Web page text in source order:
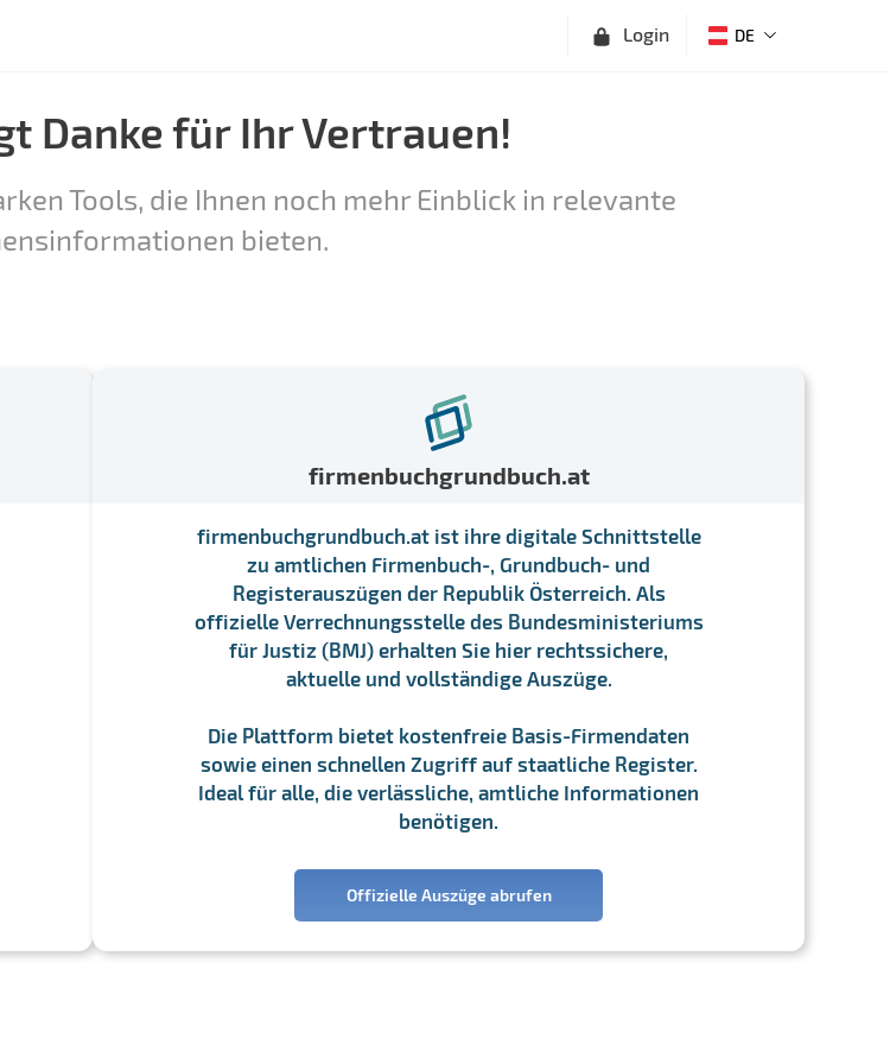
Login DE
Danke für Ihr Vertrauen!
Tools, die Ihnen noch mehr Einblick in relevante
bieten.
firmenbuchgrundbuch.at
firmenbuchgrundbuch.at ist ihre digitale Schnittstelle
zu amtlichen Firmenbuch-, Grundbuch- und
Registerauszügen der Republik Österreich. Als
offizielle Verrechnungsstelle des Bundesministeriums
für Justiz (BMJ) erhalten Sie hier rechtssichere,
aktuelle und vollständige Auszüge.
Die Plattform bietet kostenfreie Basis-Firmendaten
sowie einen schnellen Zugriff auf staatliche Register.
Ideal für alle, die verlässliche, amtliche Informationen
benötigen.
Offizielle Auszüge abrufen